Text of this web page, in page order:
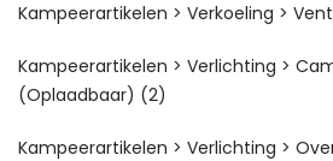
Kampeerartikelen > Verkoeling >
Kampeerartikelen > Verlichting >
(Oplaadbaar) (2)
Kampeerartikelen > Verlichting >